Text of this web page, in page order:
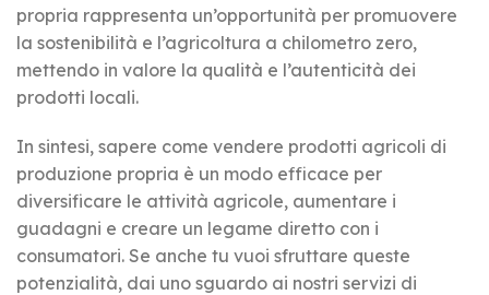
propria rappresenta un’opportunità per promuovere
la sostenibilità e l’agricoltura a chilometro zero,
mettendo in valore la qualità e l’autenticità dei
prodotti locali.
In sintesi, sapere come vendere prodotti agricoli di
produzione propria è un modo efficace per
diversificare le attività agricole, aumentare i
guadagni e creare un legame diretto con i
consumatori. Se anche tu vuoi sfruttare queste
potenzialità, dai uno sguardo ai nostri servizi di